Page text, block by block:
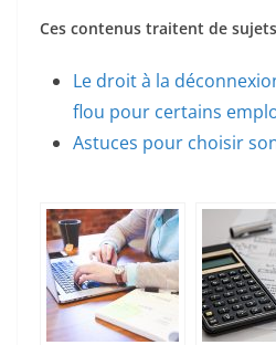
Ces contenus traitent de
Le droit à la
flou pour certains
Astuces pour choisir